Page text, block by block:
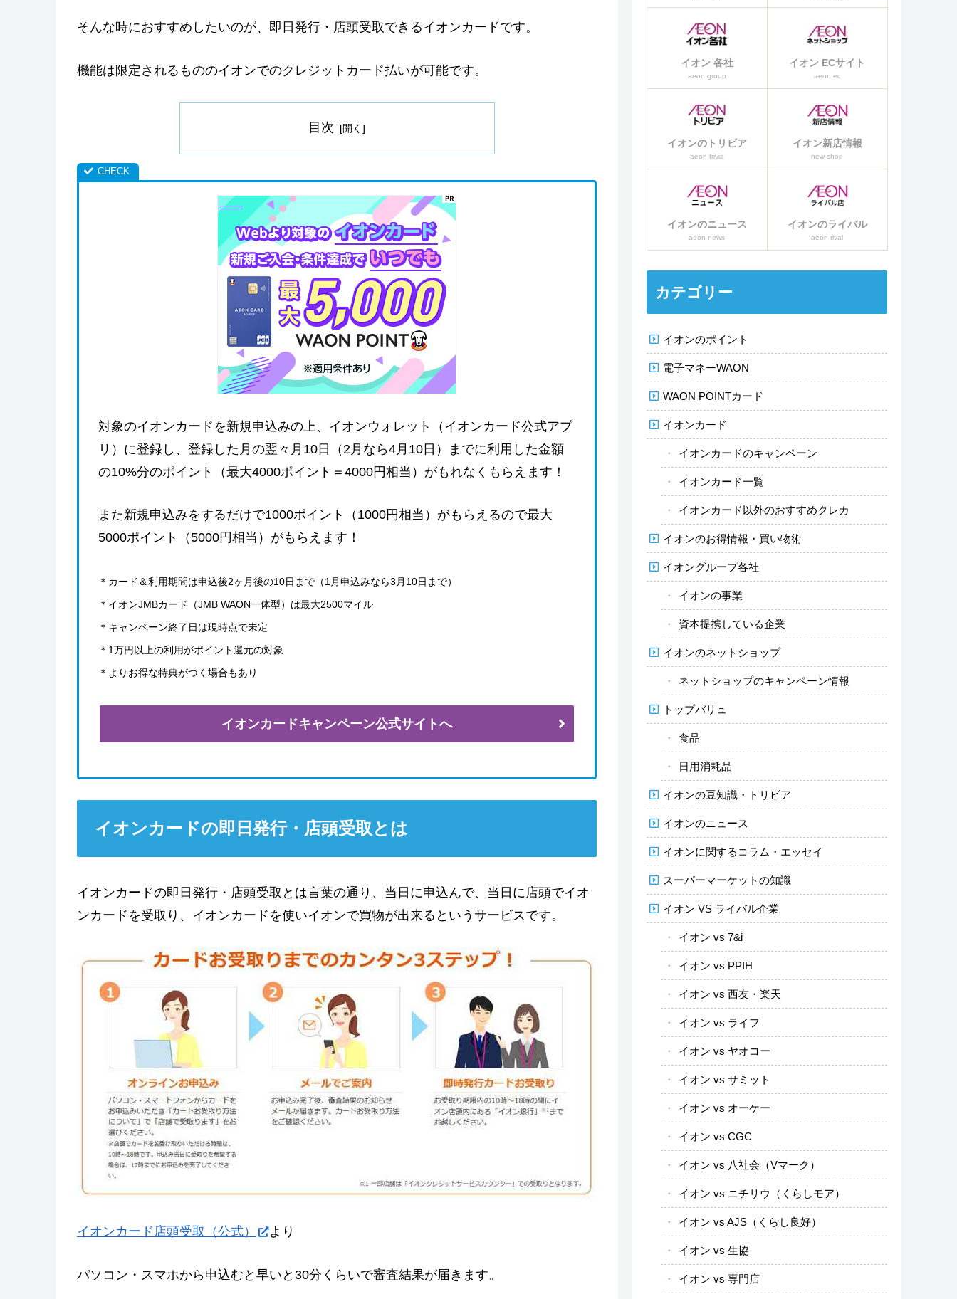
そんな時におすすめしたいのが、即日発行・店頭受取できるイオンカードです。
機能は限定されるもののイオンでのクレジットカード払いが可能です。
目次
対象のイオンカードを新規申込みの上、イオンウォレット（イオンカード公式アプ
リ）に登録し、登録した月の翌々月10日（2月なら4月10日）までに利用した金額
の10%分のポイント（最大4000ポイント＝4000円相当）がもれなくもらえます！
また新規申込みをするだけで1000ポイント（1000円相当）がもらえるので最大
5000ポイント（5000円相当）がもらえます！
＊カード＆利用期間は申込後2ヶ月後の10日まで（1月申込みなら3月10日まで）
＊イオンJMBカード（JMB WAON一体型）は最大2500マイル
＊キャンペーン終了日は現時点で未定
＊1万円以上の利用がポイント還元の対象
＊よりお得な特典がつく場合もあり
イオンカードキャンペーン公式サイトへ
イオンカードの即日発行・店頭受取とは
イオンカードの即日発行・店頭受取とは言葉の通り、当日に申込んで、当日に店頭でイオ
ンカードを受取り、イオンカードを使いイオンで買物が出来るというサービスです。
イオンカード店頭受取（公式） より
パソコン・スマホから申込むと早いと30分くらいで審査結果が届きます。
イオン 各社
aeon group
イオン ECサイト
aeon ec
イオンのトリビア
aeon trivia
イオン新店情報
new shop
イオンのニュース
aeon news
イオンのライバル
aeon rival
カテゴリー
イオンのポイント
電子マネーWAON
WAON POINTカード
イオンカード
イオンカードのキャンペーン
イオンカード一覧
イオンカード以外のおすすめクレカ
イオンのお得情報・買い物術
イオングループ各社
イオンの事業
資本提携している企業
イオンのネットショップ
ネットショップのキャンペーン情報
トップバリュ
食品
日用消耗品
イオンの豆知識・トリビア
イオンのニュース
イオンに関するコラム・エッセイ
スーパーマーケットの知識
イオン VS ライバル企業
イオン vs 7&i
イオン vs PPIH
イオン vs 西友・楽天
イオン vs ライフ
イオン vs ヤオコー
イオン vs サミット
イオン vs オーケー
イオン vs CGC
イオン vs 八社会（Vマーク）
イオン vs ニチリウ（くらしモア）
イオン vs AJS（くらし良好）
イオン vs 生協
イオン vs 専門店